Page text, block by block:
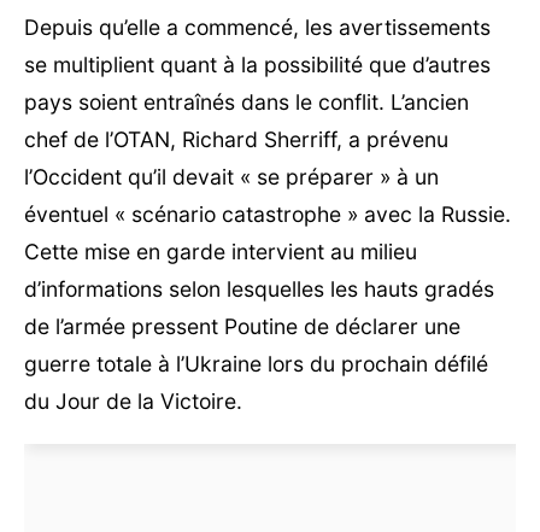
Depuis qu’elle a commencé, les avertissements
se multiplient quant à la possibilité que d’autres
pays soient entraînés dans le conflit. L’ancien
chef de l’OTAN, Richard Sherriff, a prévenu
l’Occident qu’il devait « se préparer » à un
éventuel « scénario catastrophe » avec la Russie.
Cette mise en garde intervient au milieu
d’informations selon lesquelles les hauts gradés
de l’armée pressent Poutine de déclarer une
guerre totale à l’Ukraine lors du prochain défilé
du Jour de la Victoire.